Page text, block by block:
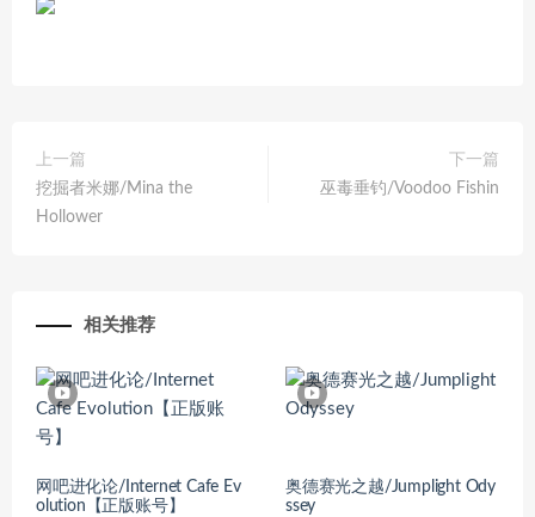
上一篇
挖掘者米娜/Mina the
Hollower
下一篇
巫毒垂钓/Voodoo Fishin
相关推荐
网吧进化论/Internet Cafe Ev
olution【正版账号】
奥德赛光之越/Jumplight Ody
ssey